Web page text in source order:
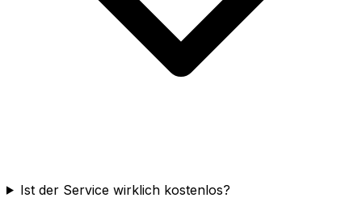
Ist der Service wirklich kostenlos?